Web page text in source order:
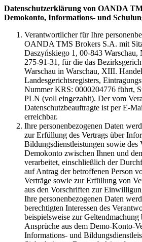
Datenschutzerklärung von OANDA
Demokonto, Informations- und
Verantwortlicher für Ihre
OANDA TMS Brokers S.A. mit
Daszyńskiego 1, 00-843
275-91-31, für die das
Warschau in Warschau, XIII.
Landesgerichtsregisters,
Nummer KRS: 0000204776 führt,
PLN (voll eingezahlt). Der vom
Datenschutzbeauftragte ist per E-
erreichbar.
Ihre personenbezogenen Daten
zur Erfüllung des Vertrags über
Bildungsdienstleistungen sowie des
Demokonto zwischen Ihnen und
verarbeitet, einschließlich der
auf Antrag der betroffenen Person
Verträge sowie zur Erfüllung von
aus den Vorschriften zur
Ihre personenbezogenen Daten
berechtigten Interessen des
beispielsweise zur
Ansprüche aus dem Demo-Konto-
Informations- und